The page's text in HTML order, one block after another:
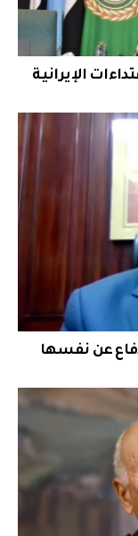
الإيرانية
عن نفسها